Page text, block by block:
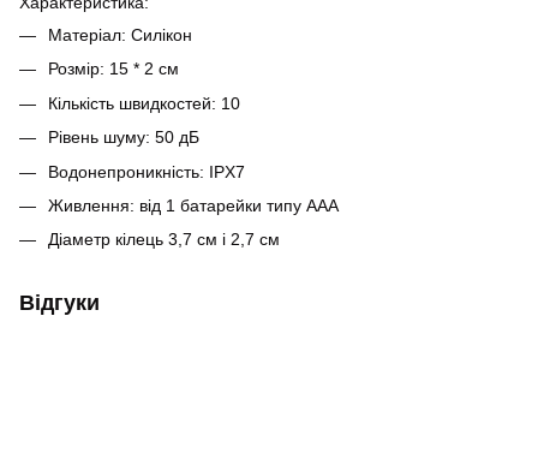
Матеріал: Силікон
Розмір: 15 * 2 см
Кількість швидкостей: 10
Рівень шуму: 50 дБ
Водонепроникність: IPX7
Живлення: від 1 батарейки типу ААА
Діаметр кілець 3,7 см і 2,7 см
Відгуки